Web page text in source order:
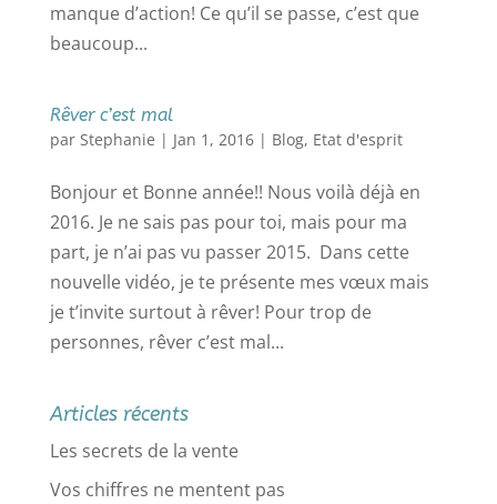
manque d’action! Ce qu’il se passe, c’est que
beaucoup...
Rêver c’est mal
par Stephanie | Jan 1, 2016| Blog, Etat d'esprit
Bonjour et Bonne année!! Nous voilà déjà en
2016. Je ne sais pas pour toi, mais pour ma
part, je n’ai pas vu passer 2015. Dans cette
nouvelle vidéo, je te présente mes vœux mais
je t’invite surtout à rêver! Pour trop de
personnes, rêver c’est mal...
Articles récents
Les secrets de la vente
Vos chiffres ne mentent pas